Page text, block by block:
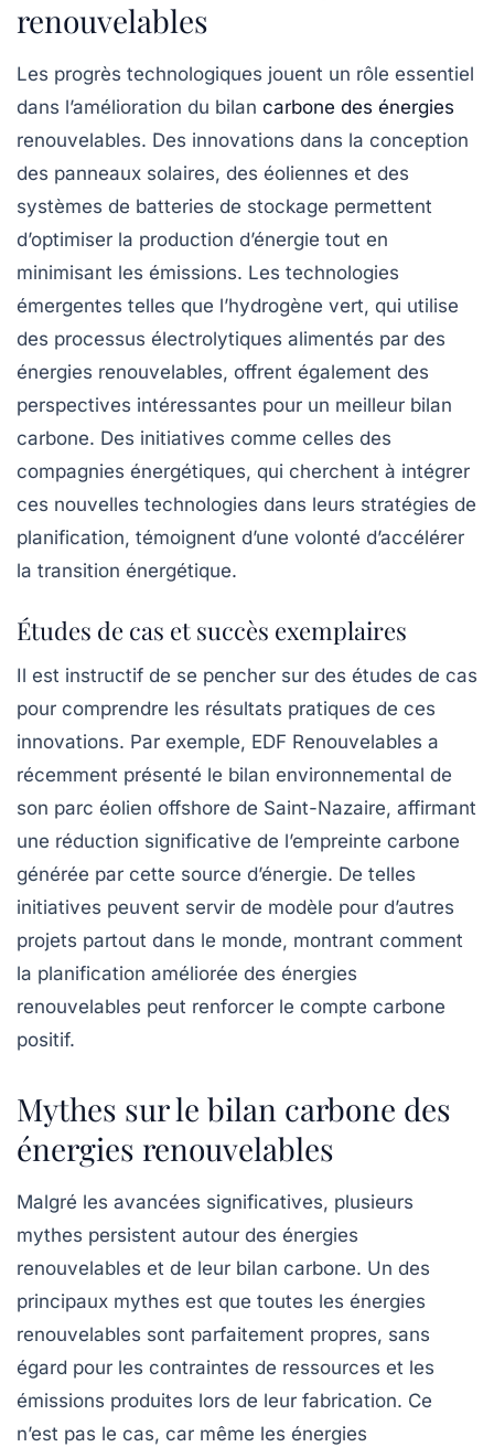
renouvelables
Les progrès technologiques jouent un rôle essentiel
dans l’amélioration du bilan carbone des énergies
renouvelables. Des innovations dans la conception
des panneaux solaires, des éoliennes et des
systèmes de batteries de stockage permettent
d’optimiser la production d’énergie tout en
minimisant les émissions. Les technologies
émergentes telles que l’hydrogène vert, qui utilise
des processus électrolytiques alimentés par des
énergies renouvelables, offrent également des
perspectives intéressantes pour un meilleur bilan
carbone. Des initiatives comme celles des
compagnies énergétiques, qui cherchent à intégrer
ces nouvelles technologies dans leurs stratégies de
planification, témoignent d’une volonté d’accélérer
la transition énergétique.
Études de cas et succès exemplaires
Il est instructif de se pencher sur des études de cas
pour comprendre les résultats pratiques de ces
innovations. Par exemple, EDF Renouvelables a
récemment présenté le bilan environnemental de
son parc éolien offshore de Saint-Nazaire, affirmant
une réduction significative de l’empreinte carbone
générée par cette source d’énergie. De telles
initiatives peuvent servir de modèle pour d’autres
projets partout dans le monde, montrant comment
la planification améliorée des énergies
renouvelables peut renforcer le compte carbone
positif.
Mythes sur le bilan carbone des
énergies renouvelables
Malgré les avancées significatives, plusieurs
mythes persistent autour des énergies
renouvelables et de leur bilan carbone. Un des
principaux mythes est que toutes les énergies
renouvelables sont parfaitement propres, sans
égard pour les contraintes de ressources et les
émissions produites lors de leur fabrication. Ce
n’est pas le cas, car même les énergies